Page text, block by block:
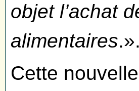
objet l’achat
alimentaires.».
Cette